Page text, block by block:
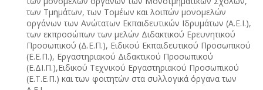
των Τμημάτων, των Τομέων και λοιπών μονομελών
οργάνων των Ανώτατων Εκπαιδευτικών Ιδρυμάτων (Α.Ε.Ι.),
των εκπροσώπων των μελών Διδακτικού Ερευνητικού
Προσωπικού (Δ.Ε.Π.), Ειδικού Εκπαιδευτικού Προσωπικού
(Ε.Ε.Π.), Εργαστηριακού Διδακτικού Προσωπικού
(Ε.ΔΙ.Π.),Ειδικού Τεχνικού Εργαστηριακού Προσωπικού
(Ε.Τ.Ε.Π.) και των φοιτητών στα συλλογικά όργανα των